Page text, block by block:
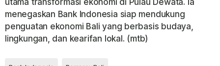
menegaskan Bank Indonesia siap mendukung
penguatan ekonomi Bali yang berbasis budaya,
lingkungan, dan kearifan lokal. (mtb)